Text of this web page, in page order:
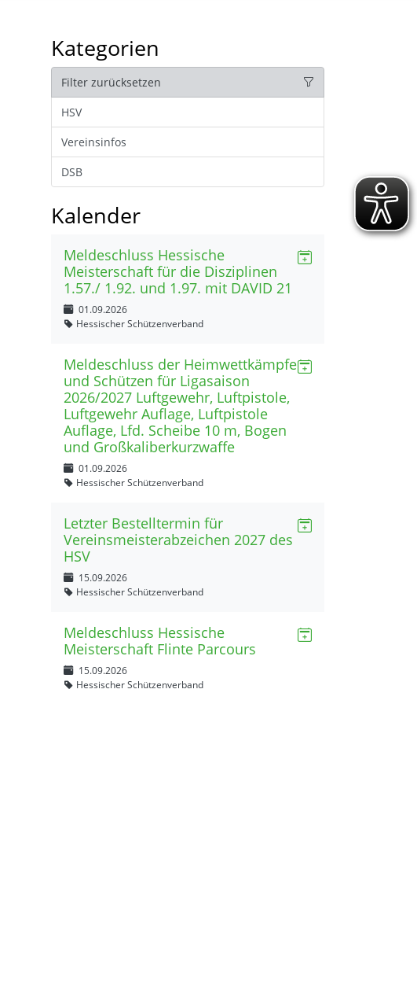
Kategorien
Filter zurücksetzen
HSV
Vereinsinfos
DSB
Kalender
Meldeschluss Hessische
Meisterschaft für die Disziplinen
1.57./ 1.92. und 1.97. mit DAVID 21
01.09.2026
Hessischer Schützenverband
Meldeschluss der Heimwettkämpfe
und Schützen für Ligasaison
2026/2027 Luftgewehr, Luftpistole,
Luftgewehr Auflage, Luftpistole
Auflage, Lfd. Scheibe 10 m, Bogen
und Großkaliberkurzwaffe
01.09.2026
Hessischer Schützenverband
Letzter Bestelltermin für
Vereinsmeisterabzeichen 2027 des
HSV
15.09.2026
Hessischer Schützenverband
Meldeschluss Hessische
Meisterschaft Flinte Parcours
15.09.2026
Hessischer Schützenverband